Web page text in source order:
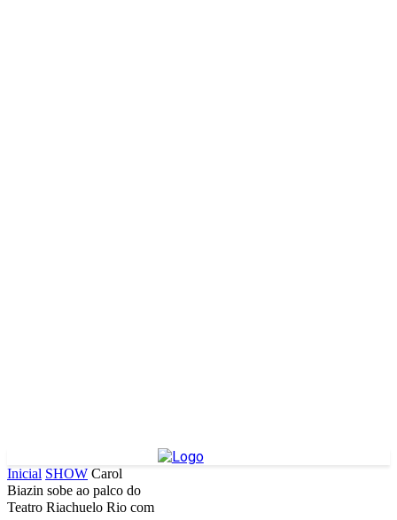
Inicial SHOW Carol
Biazin sobe ao palco do
Teatro Riachuelo Rio com